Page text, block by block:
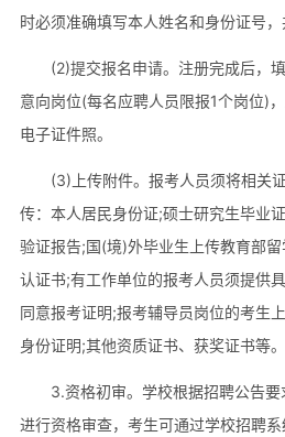
时必须准确填写本人姓名和身份证号，
(2)提交报名申请。注册完成后，
意向岗位(每名应聘人员限报1个岗位)
电子证件照。
(3)上传附件。报考人员须将相关
传：本人居民身份证;硕士研究生毕业
验证报告;国(境)外毕业生上传教育部
认证书;有工作单位的报考人员须提供
同意报考证明;报考辅导员岗位的考生
身份证明;其他资质证书、获奖证书等。
3.资格初审。学校根据招聘公告
进行资格审查，考生可通过学校招聘系